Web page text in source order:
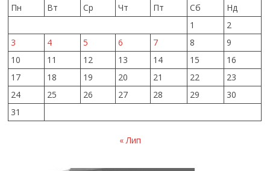
Пн
Вт Ср Чт Пт Сб
Нд
1
2
3
4 5 6 7 8
9
10
11 12 13 14 15
16
17
18 19 20 21 22
23
24
25 26 27 28 29
30
31
« Лип